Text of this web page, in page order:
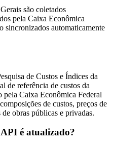
são coletados
pela Caixa Econômica
sincronizados automaticamente
de Custos e Índices da
de referência de custos da
Caixa Econômica Federal
de custos, preços de
obras públicas e privadas.
é atualizado?